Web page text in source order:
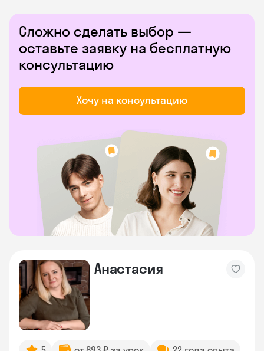
Сложно сделать выбор —
оставьте заявку на бесплатную
консультацию
Хочу на консультацию
Анастасия